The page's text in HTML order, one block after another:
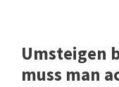
Umsteigen
muss man